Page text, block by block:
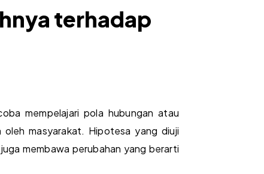
terhadap
mempelajari pola hubungan atau
masyarakat. Hipotesa yang diuji
membawa perubahan yang berarti